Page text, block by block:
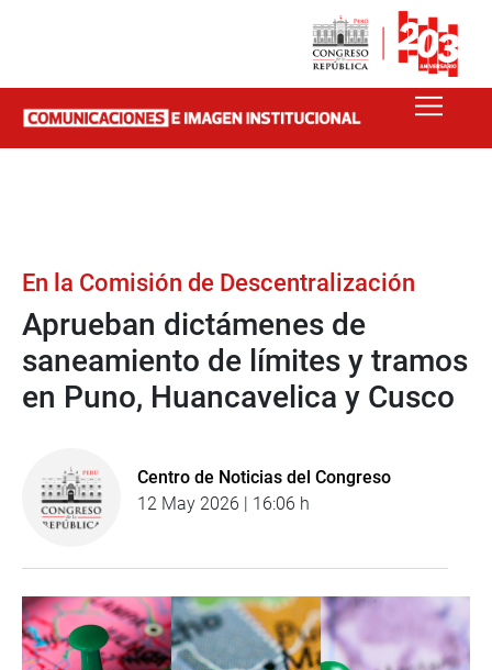
En la Comisión de Descentralización
Aprueban dictámenes de
saneamiento de límites y tramos
en Puno, Huancavelica y Cusco
Centro de Noticias del Congreso
12 May 2026 | 16:06 h